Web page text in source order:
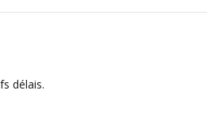
délais.